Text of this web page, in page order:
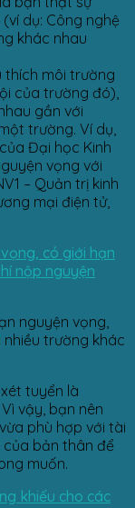
dụ: Công nghệ
khác nhau
thích môi trường
của trường đó),
gần với
trường. Ví dụ,
Đại học Kinh
vọng với
– Quản trị kinh
mại điện tử,
có giới hạn
nộp nguyện
nguyện vọng,
trường khác
tuyển là
vậy, bạn nên
phù hợp với tài
của bản thân để
muốn.
khiếu cho các